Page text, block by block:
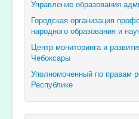
Управление образования
Городская организация
народного образования и
Центр мониторинга и
Чебоксары
Уполномоченный по правам
Республике